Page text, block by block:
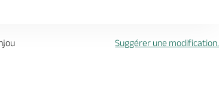
Suggérer une modification.